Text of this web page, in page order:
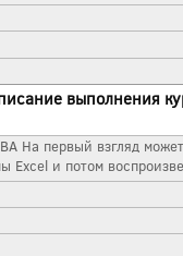
выполнения
На первый взгляд
Excel и потом